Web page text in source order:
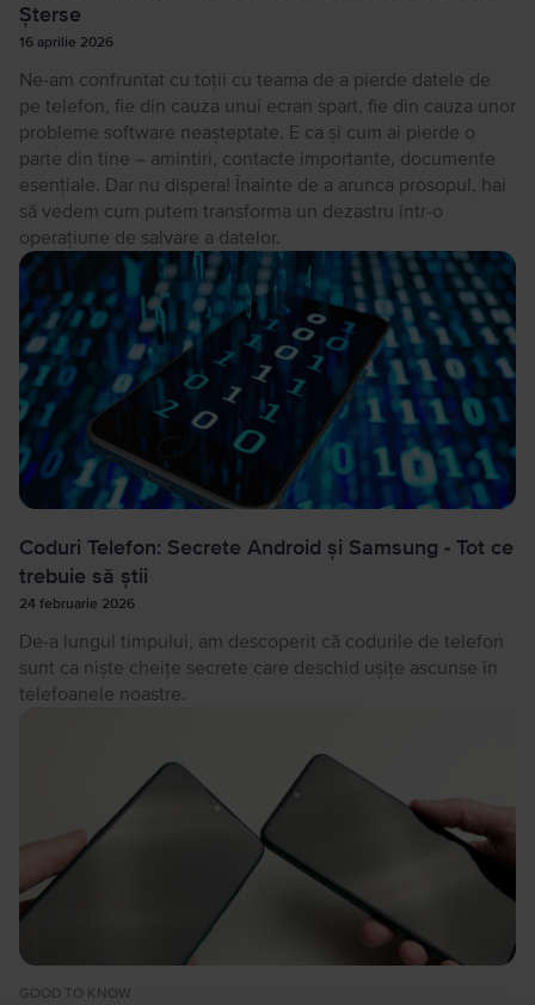
Șterse
16 aprilie 2026
Ne-am confruntat cu toții cu teama de a pierde datele de
pe telefon, fie din cauza unui ecran spart, fie din cauza unor
probleme software neașteptate. E ca și cum ai pierde o
parte din tine – amintiri, contacte importante, documente
esențiale. Dar nu dispera! Înainte de a arunca prosopul, hai
să vedem cum putem transforma un dezastru într-o
operațiune de salvare a datelor.
Coduri Telefon: Secrete Android și Samsung - Tot ce
trebuie să știi
24 februarie 2026
De-a lungul timpului, am descoperit că codurile de telefon
sunt ca niște cheițe secrete care deschid ușițe ascunse în
telefoanele noastre.
GOOD TO KNOW